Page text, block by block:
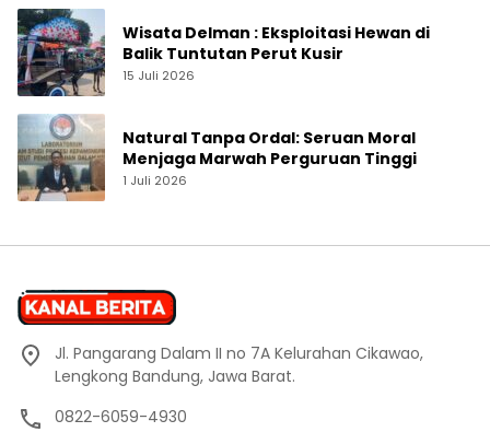
Wisata Delman : Eksploitasi Hewan di
Balik Tuntutan Perut Kusir
15 Juli 2026
Natural Tanpa Ordal: Seruan Moral
Menjaga Marwah Perguruan Tinggi
1 Juli 2026
Jl. Pangarang Dalam II no 7A Kelurahan Cikawao,
Lengkong Bandung, Jawa Barat.
0822-6059-4930